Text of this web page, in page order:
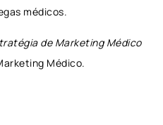
médicos.
de Marketing Médico
Médico.